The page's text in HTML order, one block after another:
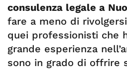
consulenza legale a
fare a meno di
quei professionisti che
grande esperienza
sono in grado di offrire